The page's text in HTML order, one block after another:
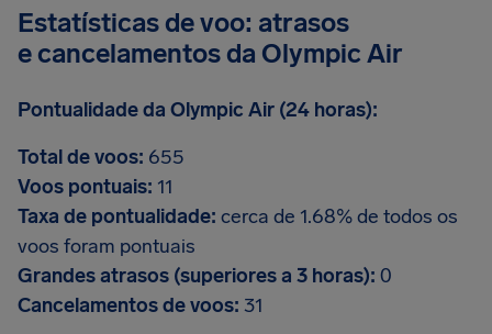
Estatísticas de voo: atrasos
e cancelamentos da Olympic Air
Pontualidade da Olympic Air (24 horas):
Total de voos: 655
Voos pontuais: 11
Taxa de pontualidade: cerca de 1.68% de todos os
voos foram pontuais
Grandes atrasos (superiores a 3 horas): 0
Cancelamentos de voos: 31